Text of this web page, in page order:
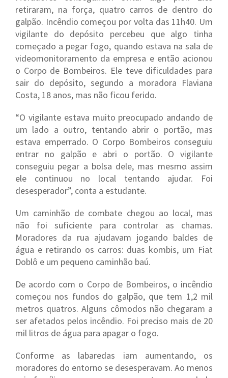
retiraram, na força, quatro carros de dentro do
galpão. Incêndio começou por volta das 11h40. Um
vigilante do depósito percebeu que algo tinha
começado a pegar fogo, quando estava na sala de
videomonitoramento da empresa e então acionou
o Corpo de Bombeiros. Ele teve dificuldades para
sair do depósito, segundo a moradora Flaviana
Costa, 18 anos, mas não ficou ferido.
“O vigilante estava muito preocupado andando de
um lado a outro, tentando abrir o portão, mas
estava emperrado. O Corpo Bombeiros conseguiu
entrar no galpão e abri o portão. O vigilante
conseguiu pegar a bolsa dele, mas mesmo assim
ele continuou no local tentando ajudar. Foi
desesperador”, conta a estudante.
Um caminhão de combate chegou ao local, mas
não foi suficiente para controlar as chamas.
Moradores da rua ajudavam jogando baldes de
água e retirando os carros: duas kombis, um Fiat
Doblô e um pequeno caminhão baú.
De acordo com o Corpo de Bombeiros, o incêndio
começou nos fundos do galpão, que tem 1,2 mil
metros quatros. Alguns cômodos não chegaram a
ser afetados pelos incêndio. Foi preciso mais de 20
mil litros de água para apagar o fogo.
Conforme as labaredas iam aumentando, os
moradores do entorno se desesperavam. Ao menos